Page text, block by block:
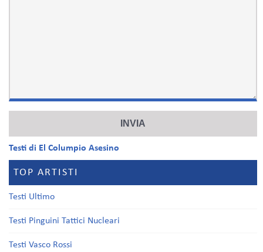
Testi di El Columpio Asesino
TOP ARTISTI
Testi Ultimo
Testi Pinguini Tattici Nucleari
Testi Vasco Rossi